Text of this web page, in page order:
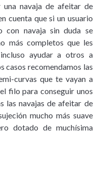
navaja de afeitar de
cuenta que si un usuario
con navaja sin duda se
más completos que les
ayudar a otros a
casos recomendamos las
curvas que te vayan a
filo para conseguir unos
las navajas de afeitar de
mucho más suave
dotado de muchísima